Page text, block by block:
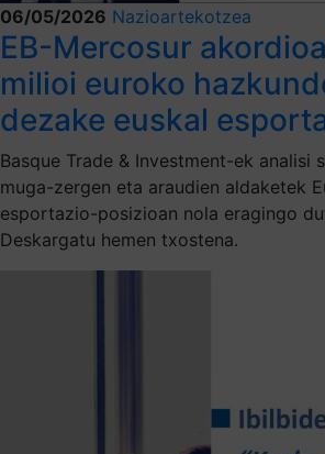
06/05/2026 Nazioartekotzea
EB-Mercosur
milioi euroko
dezake euskal
Basque Trade & Investment-ek analisi
muga-zergen eta araudien aldaketek
esportazio-posizioan nola eragingo
Deskargatu hemen txostena.